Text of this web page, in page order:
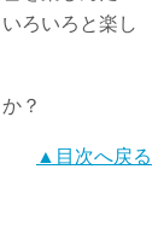
ろいろと楽し
？
▲目次へ戻る